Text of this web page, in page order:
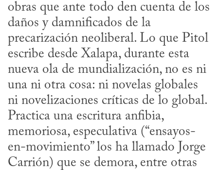
obras que ante todo den cuenta de los
daños y damnificados de la
precarización neoliberal. Lo que Pitol
escribe desde Xalapa, durante esta
nueva ola de mundialización, no es ni
una ni otra cosa: ni novelas globales
ni novelizaciones críticas de lo global.
Practica una escritura anfibia,
memoriosa, especulativa (“ensayos-
en-movimiento” los ha llamado Jorge
Carrión) que se demora, entre otras